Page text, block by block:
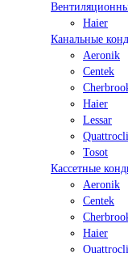
Haier
Канальные
Aeronik
Centek
Haier
Lessar
Tosot
Кассетные
Aeronik
Centek
Haier